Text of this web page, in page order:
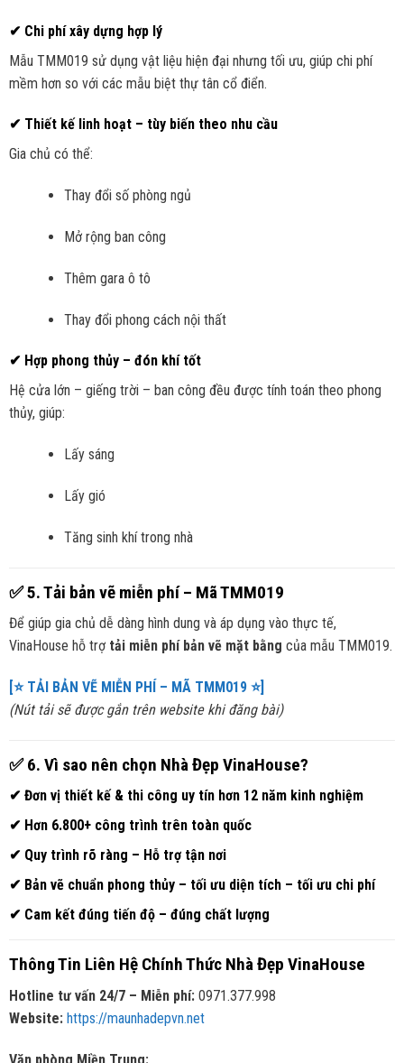
✔ Chi phí xây dựng hợp lý
Mẫu TMM019 sử dụng vật liệu hiện đại nhưng tối ưu, giúp chi phí
mềm hơn so với các mẫu biệt thự tân cổ điển.
✔ Thiết kế linh hoạt – tùy biến theo nhu cầu
Gia chủ có thể:
Thay đổi số phòng ngủ
Mở rộng ban công
Thêm gara ô tô
Thay đổi phong cách nội thất
✔ Hợp phong thủy – đón khí tốt
Hệ cửa lớn – giếng trời – ban công đều được tính toán theo phong
thủy, giúp:
Lấy sáng
Lấy gió
Tăng sinh khí trong nhà
✅5. Tải bản vẽ miễn phí – Mã TMM019
Để giúp gia chủ dễ dàng hình dung và áp dụng vào thực tế,
VinaHouse hỗ trợ tải miễn phí bản vẽ mặt bằng của mẫu TMM019.
[⭐ TẢI BẢN VẼ MIỄN PHÍ – MÃ TMM019 ⭐]
(Nút tải sẽ được gắn trên website khi đăng bài)
✅6. Vì sao nên chọn Nhà Đẹp VinaHouse?
✔ Đơn vị thiết kế & thi công uy tín hơn 12 năm kinh nghiệm
✔ Hơn 6.800+ công trình trên toàn quốc
✔ Quy trình rõ ràng – Hỗ trợ tận nơi
✔ Bản vẽ chuẩn phong thủy – tối ưu diện tích – tối ưu chi phí
✔ Cam kết đúng tiến độ – đúng chất lượng
Thông Tin Liên Hệ Chính Thức Nhà Đẹp VinaHouse
Hotline tư vấn 24/7 – Miễn phí:0971.377.998
Website: https://maunhadepvn.net